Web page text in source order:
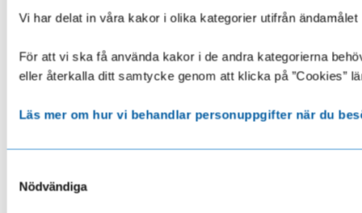
Vi har delat in våra kakor i olika kategorier utifrån
För att vi ska få använda kakor i de andra kategorierna
eller återkalla ditt samtycke genom att klicka på ”Cookies”
Läs mer om hur vi behandlar personuppgifter när du
Nödvändiga